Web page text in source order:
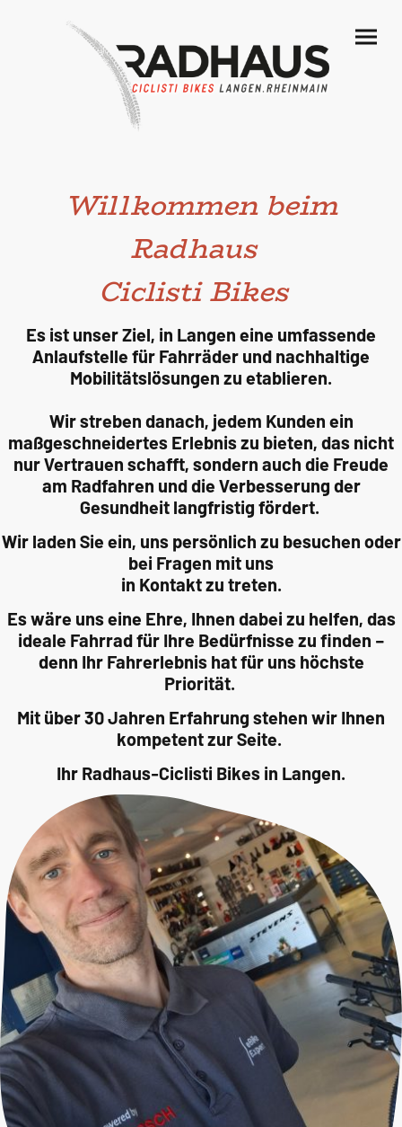
Willkommen beim
Radhaus
Ciclisti Bikes
Es ist unser Ziel, in Langen eine umfassende
Anlaufstelle für Fahrräder und nachhaltige
Mobilitätslösungen zu etablieren.
Wir streben danach, jedem Kunden ein
maßgeschneidertes Erlebnis zu bieten, das nicht
nur Vertrauen schafft, sondern auch die Freude
am Radfahren und die Verbesserung der
Gesundheit langfristig fördert.
Wir laden Sie ein, uns persönlich zu besuchen oder
bei Fragen mit uns
in Kontakt zu treten.
Es wäre uns eine Ehre, Ihnen dabei zu helfen, das
ideale Fahrrad für Ihre Bedürfnisse zu finden –
denn Ihr Fahrerlebnis hat für uns höchste
Priorität.
Mit über 30 Jahren Erfahrung stehen wir Ihnen
kompetent zur Seite.
Ihr Radhaus-Ciclisti Bikes in Langen.